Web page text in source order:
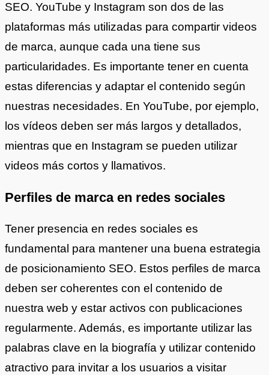
SEO. YouTube y Instagram son dos de las
plataformas más utilizadas para compartir videos
de marca, aunque cada una tiene sus
particularidades. Es importante tener en cuenta
estas diferencias y adaptar el contenido según
nuestras necesidades. En YouTube, por ejemplo,
los vídeos deben ser más largos y detallados,
mientras que en Instagram se pueden utilizar
videos más cortos y llamativos.
Perfiles de marca en redes sociales
Tener presencia en redes sociales es
fundamental para mantener una buena estrategia
de posicionamiento SEO. Estos perfiles de marca
deben ser coherentes con el contenido de
nuestra web y estar activos con publicaciones
regularmente. Además, es importante utilizar las
palabras clave en la biografía y utilizar contenido
atractivo para invitar a los usuarios a visitar